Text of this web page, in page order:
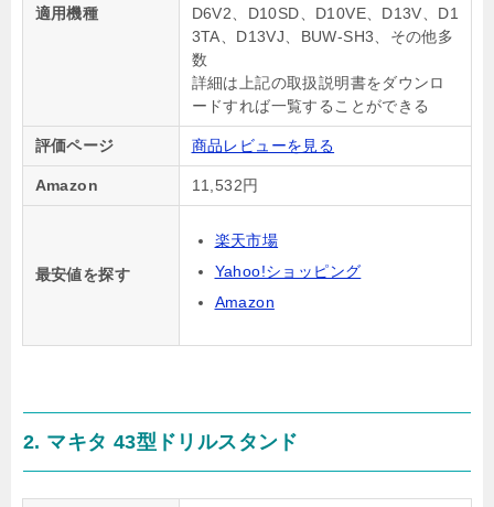
適用機種
D6V2、D10SD、D10VE、D13V、D1
3TA、D13VJ、BUW-SH3、その他多
数
詳細は上記の取扱説明書をダウンロ
ードすれば一覧することができる
評価ページ 商品レビューを見る
Amazon 11,532円
最安値を探す
楽天市場
Yahoo!ショッピング
Amazon
2. マキタ 43型ドリルスタンド